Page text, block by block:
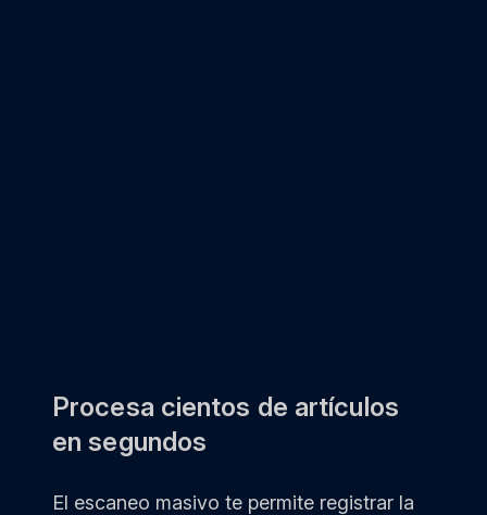
Procesa cientos de artículos
en segundos
El escaneo masivo te permite registrar la